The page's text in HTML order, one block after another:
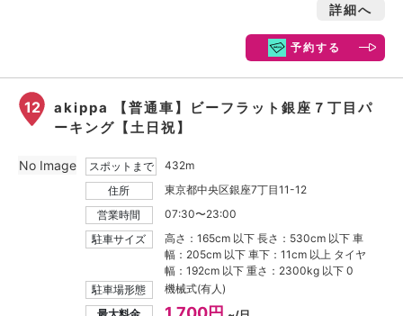
詳細へ
予約する
12
akippa 【普通車】ビーフラット銀座７丁目パ
ーキング【土日祝】
スポットまで
432m
住所
東京都中央区銀座7丁目11-12
営業時間
07:30〜23:00
駐車サイズ
高さ：165cm 以下 長さ：530cm 以下 車
幅：205cm 以下 車下：11cm 以上 タイヤ
幅：192cm 以下 重さ：2300kg 以下 0
駐車場形態
機械式(有人)
No Image